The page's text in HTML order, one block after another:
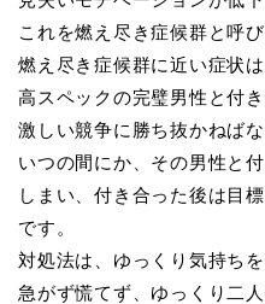
これを燃え尽き症候群と呼び
燃え尽き症候群に近い症状
高スペックの完璧男性と付
激しい競争に勝ち抜かねばな
いつの間にか、その男性と
しまい、付き合った後は目
です。
対処法は、ゆっくり気持ち
急がず慌てず、ゆっくり二